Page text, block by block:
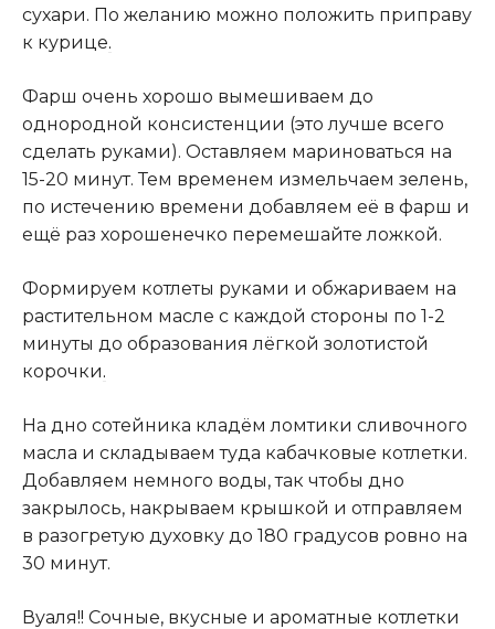
сухари. По желанию можно положить приправу
к курице.
Фарш очень хорошо вымешиваем до
однородной консистенции (это лучше всего
сделать руками). Оставляем мариноваться на
15-20 минут. Тем временем измельчаем зелень,
по истечению времени добавляем её в фарш и
ещё раз хорошенечко перемешайте ложкой.
Формируем котлеты руками и обжариваем на
растительном масле с каждой стороны по 1-2
минуты до образования лёгкой золотистой
корочки.
На дно сотейника кладём ломтики сливочного
масла и складываем туда кабачковые котлетки.
Добавляем немного воды, так чтобы дно
закрылось, накрываем крышкой и отправляем
в разогретую духовку до 180 градусов ровно на
30 минут.
Вуаля!! Сочные, вкусные и ароматные котлетки